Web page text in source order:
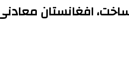
افغانستان